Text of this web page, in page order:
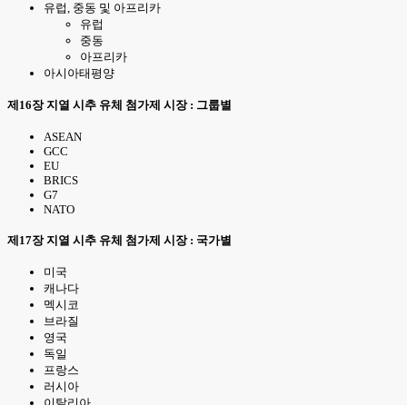
유럽, 중동 및 아프리카
유럽
중동
아프리카
아시아태평양
제16장 지열 시추 유체 첨가제 시장 : 그룹별
ASEAN
GCC
EU
BRICS
G7
NATO
제17장 지열 시추 유체 첨가제 시장 : 국가별
미국
캐나다
멕시코
브라질
영국
독일
프랑스
러시아